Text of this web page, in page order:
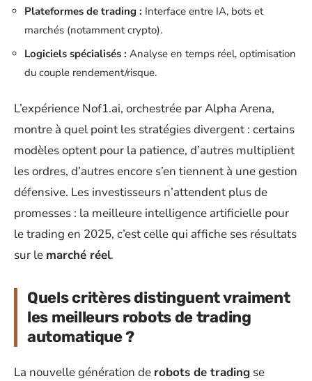
Plateformes de trading : Interface entre IA, bots et
marchés (notamment crypto).
Logiciels spécialisés : Analyse en temps réel, optimisation
du couple rendement/risque.
L’expérience Nof1.ai, orchestrée par Alpha Arena,
montre à quel point les stratégies divergent : certains
modèles optent pour la patience, d’autres multiplient
les ordres, d’autres encore s’en tiennent à une gestion
défensive. Les investisseurs n’attendent plus de
promesses : la meilleure intelligence artificielle pour
le trading en 2025, c’est celle qui affiche ses résultats
sur le marché réel.
Quels critères distinguent vraiment
les meilleurs robots de trading
automatique ?
La nouvelle génération de robots de trading se